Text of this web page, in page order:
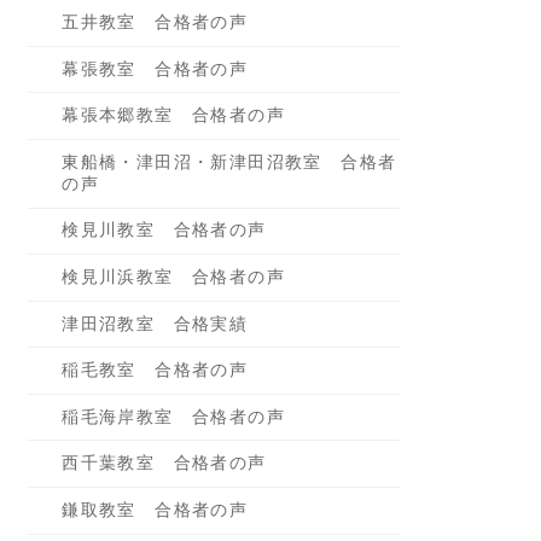
五井教室 合格者の声
幕張教室 合格者の声
幕張本郷教室 合格者の声
東船橋・津田沼・新津田沼教室 合格者
の声
検見川教室 合格者の声
検見川浜教室 合格者の声
津田沼教室 合格実績
稲毛教室 合格者の声
稲毛海岸教室 合格者の声
西千葉教室 合格者の声
鎌取教室 合格者の声